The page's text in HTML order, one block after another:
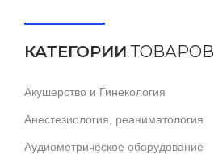
КАТЕГОРИИ ТОВАРОВ
Акушерство и Гинекология
Анестезиология, реаниматология
Аудиометрическое оборудование